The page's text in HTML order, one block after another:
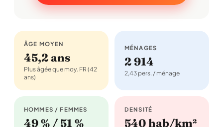
ÂGE MOYEN
45,2 ans
Plus âgée que moy. FR (42
ans)
MÉNAGES
2 914
2,43 pers. / ménage
HOMMES / FEMMES
49 % / 51 %
DENSITÉ
540 hab/km²